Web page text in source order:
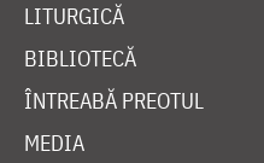
LITURGICĂ
BIBLIOTECĂ
ÎNTREABĂ PREOTUL
MEDIA